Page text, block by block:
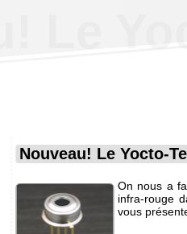
Le
Nouveau! Le Yocto-
On nous a
infra-rouge
vous